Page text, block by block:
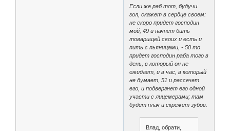
Если же раб тот, будучи
зол, скажет в сердце своем:
не скоро придет господин
мой, 49 и начнет бить
товарищей своих и есть и
пить с пьяницами, - 50 то
придет господин раба того в
день, в который он не
ожидает, и в час, в который
не думает, 51 и рассечет
его, и подвергнет его одной
участи с лицемерами; там
будет плач и скрежет зубов.
Влад, обрати,